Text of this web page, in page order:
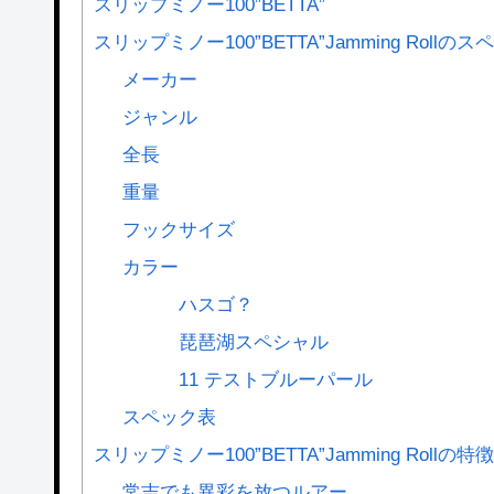
スリップミノー100”BETTA”
スリップミノー100”BETTA”Jamming Rollのス
メーカー
ジャンル
全長
重量
フックサイズ
カラー
ハスゴ？
琵琶湖スペシャル
11 テストブルーパール
スペック表
スリップミノー100”BETTA”Jamming Rollの特徴